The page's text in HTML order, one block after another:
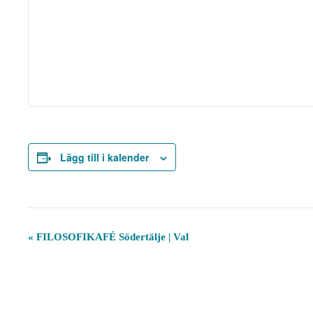
Lägg till i kalender
E
« FILOSOFIKAFÉ Södertälje | Val